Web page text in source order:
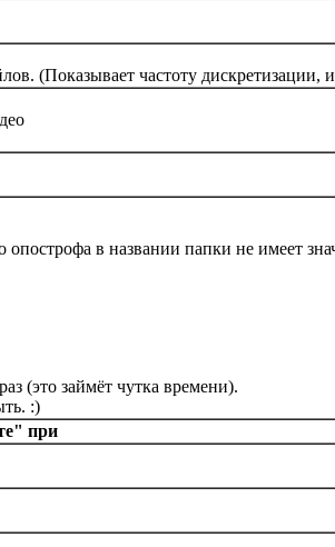
(Показывает частоту дискретизации,
в названии папки не имеет
(это займёт чутка времени).
:)
при